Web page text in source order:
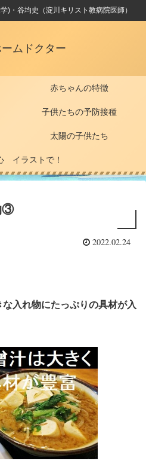
)・谷均史（淀川キリスト教病院医師）
ムドクター
赤ちゃんの特徴
子供たちの予防接種
太陽の子供たち
イラストで！
③
2022.02.24
入れ物にたっぷりの具材が入